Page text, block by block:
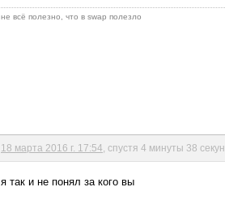
не всё полезно, что в swap полезло
18 марта 2016 г. 17:54 , спустя 4 минуты 38
я так и не понял за кого вы